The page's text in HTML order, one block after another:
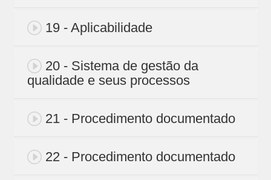
19 - Aplicabilidade
20 - Sistema de gestão da
qualidade e seus processos
21 - Procedimento documentado
22 - Procedimento documentado